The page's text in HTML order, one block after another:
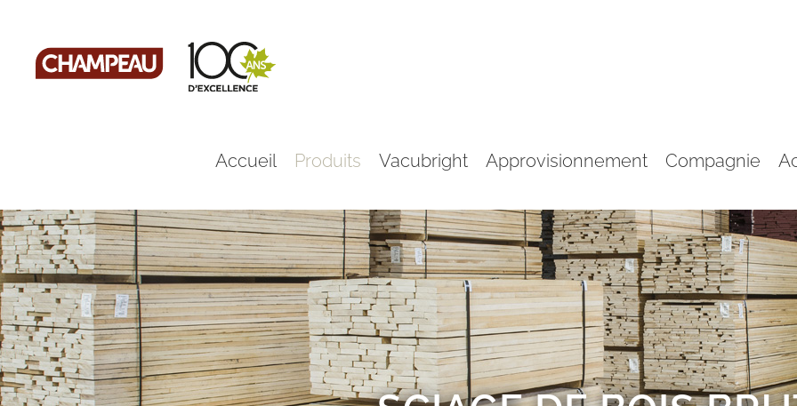
content
Accueil Produits Vacubright Approvisionnement Compagnie